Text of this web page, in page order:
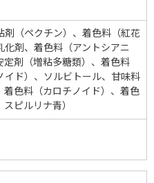
剤（ペクチン）、着色料（紅花
化剤、着色料（アントシアニ
定剤（増粘多糖類）、着色料
イド）、ソルビトール、甘味料
着色料（カロチノイド）、着色
ピルリナ青）